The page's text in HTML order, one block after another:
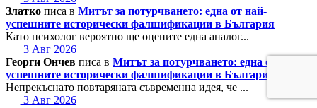
Златко писа в Митът за потурчването: една от най-
успешните исторически фалшификации в България
Като психолог вероятно ще оцените една аналог...
3 Авг 2026
Георги Ончев писа в Митът за потурчването: една от най-
успешните исторически фалшификации в България
Непрекъснато повтаряната съвременна идея, че ...
3 Авг 2026